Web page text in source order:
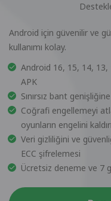
Android için güvenilir ve
kullanımı kolay.
Android 16, 15, 14, 13,
APK
Sınırsız bant
Coğrafi engellemeyi
oyunların engelini
Veri gizliliğini ve
ECC şifrelemesi
Ücretsiz deneme ve 7